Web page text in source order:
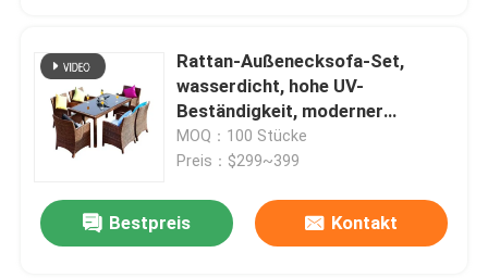
Rattan-Außenecksofa-Set,
wasserdicht, hohe UV-
Beständigkeit, moderner
Gartenstuhl
MOQ：100 Stücke
Preis：$299~399
Bestpreis Kontakt